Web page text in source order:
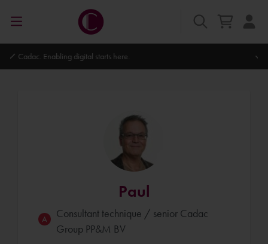
Autodesk Platinum Partner
Paul
Consultant technique / senior Cadac
Group PP&M BV